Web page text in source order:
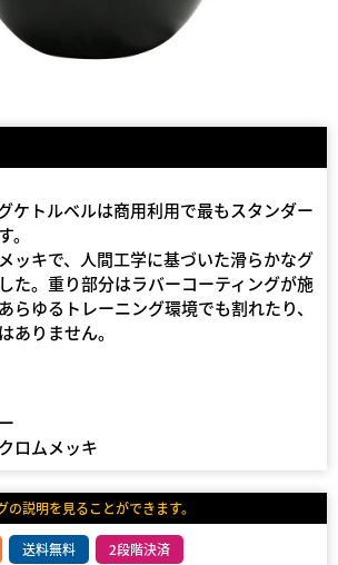
ケトルベルは商用利用で最もスタンダー
ッキで、人間工学に基づいた滑らかなグ
た。重り部分はラバーコーティングが施
らゆるトレーニング環境でも割れたり、
ありません。
ロムメッキ
説明を見ることができます。
送料無料 2段階決済